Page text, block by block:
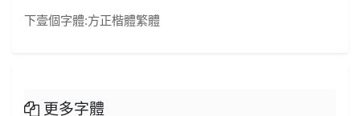
下壹個字體:方正楷體繁體
更多字體